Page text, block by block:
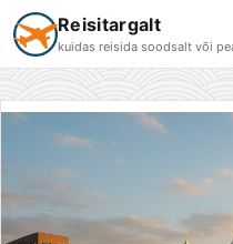
Reisitargalt
kuidas reisida soodsalt või